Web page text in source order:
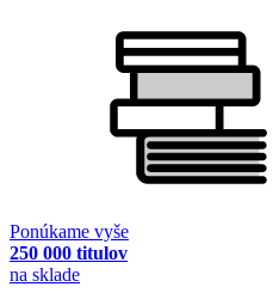
Ponúkame vyše
250 000 titulov
na sklade